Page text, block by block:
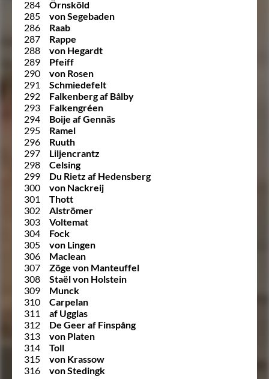
284
Örnsköld
285
von Segebaden
286
Raab
287
Rappe
288
von Hegardt
289
Pfeiff
290
von Rosen
291
Schmiedefelt
292
Falkenberg af Bålby
293
Falkengréen
294
Boije af Gennäs
295
Ramel
296
Ruuth
297
Liljencrantz
298
Celsing
299
Du Rietz af Hedensberg
300
von Nackreij
301
Thott
302
Alströmer
303
Voltemat
304
Fock
305
von Lingen
306
Maclean
307
Zöge von Manteuffel
308
Staël von Holstein
309
Munck
310
Carpelan
311
af Ugglas
312
De Geer af Finspång
313
von Platen
314
Toll
315
von Krassow
316
von Stedingk